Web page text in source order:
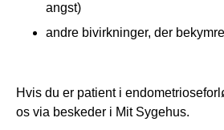
angst)
andre bivirkninger, der
Hvis du er patient i
os via beskeder i Mit Sygehus.